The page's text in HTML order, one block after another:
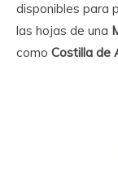
disponibles para
las hojas de una
como Costilla de